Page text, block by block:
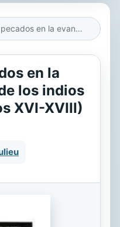
Relatos de pecados en la evangelización de los indios de México (siglos XVI-XVIII)
en la
los indios
XVI-XVIII)